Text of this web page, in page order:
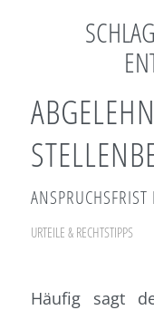
URTEILE & RECHTSTIPPS
Häufig sagt